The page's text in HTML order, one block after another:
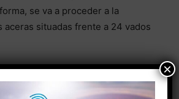
se va a proceder a la
aceras situadas frente a 24 vados
×